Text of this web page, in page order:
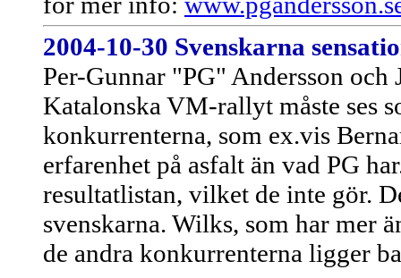
2004-10-30 Svenskarna
Per-Gunnar "PG" Andersson och
Katalonska VM-rallyt måste ses
konkurrenterna, som ex.vis
erfarenhet på asfalt än vad PG
resultatlistan, vilket de inte gör.
svenskarna. Wilks, som har mer
de andra konkurrenterna ligger